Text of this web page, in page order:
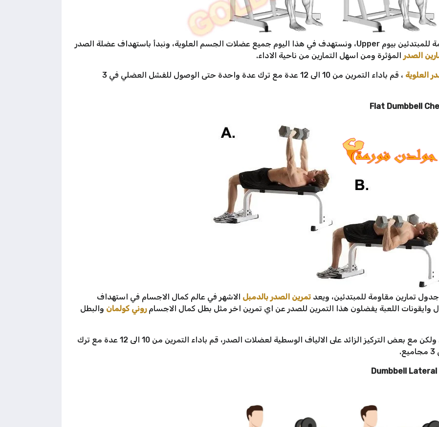
نبدأ الان يومنا الاول من جدول تمارين مقاومة للمبتدئين بيوم Upper، ونستهدف في هذا اليوم جميع عضلات الجسم العلوية، ونبدأ باستهداف عضلة الصدر
الصدر المؤثرة ومن اسهل التمارين من ناحية الاداء.
العلوية
، قم باداء التمرين من 10 الى 12 عدة مع ترك عدة واحدة حتى الوصول للفشل العضلي في 3
تمارين مقاومة للمبتدئين، ويعد تمرين الصدر بالدمبل الاشهر في عالم كمال الاجسام في استهداف
وايقونات اللعبة يفضلون هذا التمرين للصدر عن اي تمرين اخر مثل بطل كمال الاجسامروني كولمان والبطل
يستهدف هذا التمرين عضلات الصدر بالكامل ولكن مع بعض التركيز الزائد على الالياف الوسطية لعضلات الصدر، قم باداء التمرين من 10 الى 12 عدة مع ترك